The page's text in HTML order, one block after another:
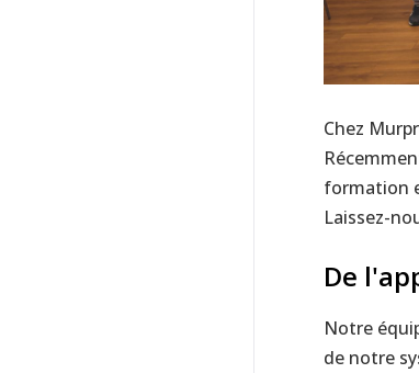
Chez
formation
Laissez-
De
Notre
de notre